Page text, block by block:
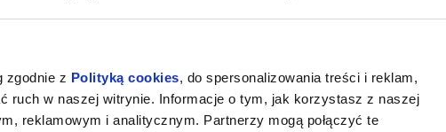
zgodnie z Polityką cookies, do spersonalizowania treści i reklam,
ruch w naszej witrynie. Informacje o tym, jak korzystasz z naszej
reklamowym i analitycznym. Partnerzy mogą połączyć te